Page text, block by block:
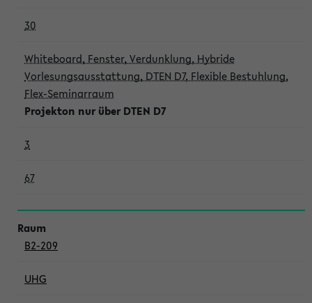
30
Whiteboard, Fenster, Verdunklung, Hybride
Vorlesungsausstattung, DTEN D7, Flexible Bestuhlung,
Flex-Seminarraum
Projekton nur über DTEN D7
3
67
B2-209
UHG